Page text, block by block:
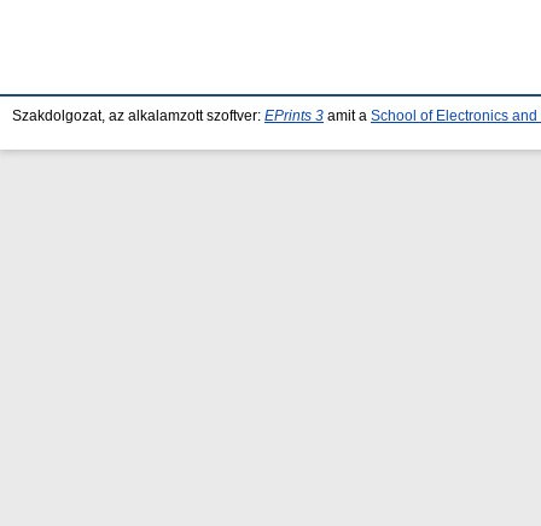
Szakdolgozat, az alkalamzott szoftver: EPrints 3 amit a School of Electronics